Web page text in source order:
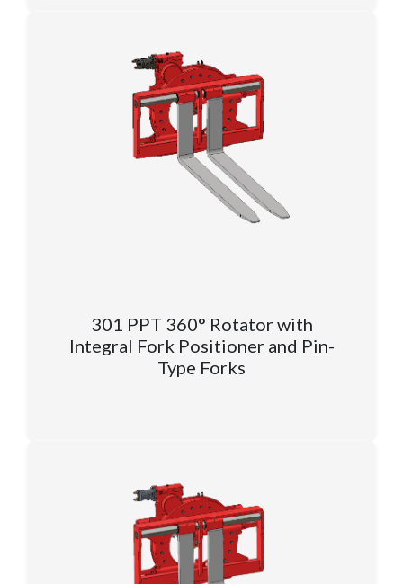
301 PPT 360° Rotator with
Integral Fork Positioner and Pin-
Type Forks